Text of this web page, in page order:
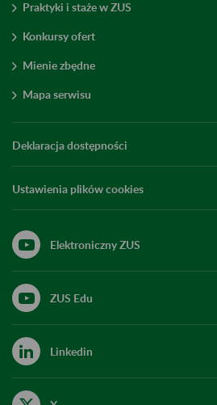
Praktyki i staże w ZUS
Konkursy ofert
Mienie zbędne
Mapa serwisu
Deklaracja dostępności
Ustawienia plików cookies
Elektroniczny ZUS
ZUS Edu
Linkedin